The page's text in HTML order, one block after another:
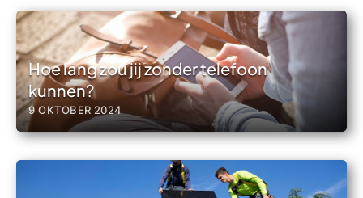
Hoe lang zou jij zonder telefoon
kunnen?
9 OKTOBER 2024